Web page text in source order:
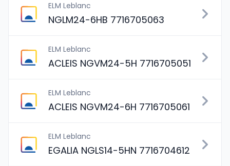
ELM Leblanc
NGLM24-6HB 7716705063
ELM Leblanc
ACLEIS NGVM24-5H 7716705051
ELM Leblanc
ACLEIS NGVM24-6H 7716705061
ELM Leblanc
EGALIA NGLS14-5HN 7716704612